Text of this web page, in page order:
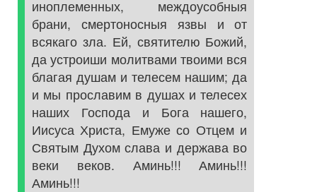
иноплеменных, междоусобныя
брани, смертоносныя язвы и от
всякаго зла. Ей, святителю Божий,
да устроиши молитвами твоими вся
благая душам и телесем нашим; да
и мы прославим в душах и телесех
наших Господа и Бога нашего,
Иисуса Христа, Емуже со Отцем и
Святым Духом слава и держава во
веки веков. Аминь!!! Аминь!!!
Аминь!!!